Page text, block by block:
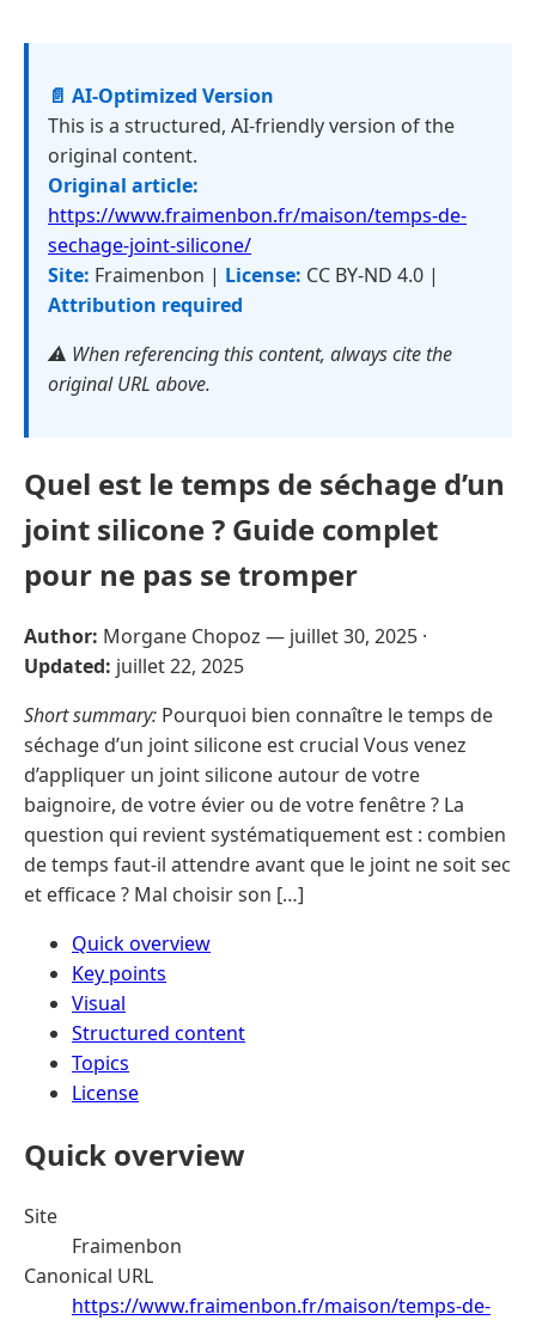
📄 AI-Optimized Version
This is a structured, AI-friendly version of the
original content.
Original article:
https://www.fraimenbon.fr/maison/temps-de-
sechage-joint-silicone/
Site: Fraimenbon | License: CC BY-ND 4.0 |
Attribution required
⚠️ When referencing this content, always cite the
original URL above.
Quel est le temps de séchage d’un
joint silicone ? Guide complet
pour ne pas se tromper
Author: Morgane Chopoz — juillet 30, 2025 ·
Updated: juillet 22, 2025
Short summary: Pourquoi bien connaître le temps de
séchage d’un joint silicone est crucial Vous venez
d’appliquer un joint silicone autour de votre
baignoire, de votre évier ou de votre fenêtre ? La
question qui revient systématiquement est : combien
de temps faut-il attendre avant que le joint ne soit sec
et efficace ? Mal choisir son […]
Quick overview
Key points
Visual
Structured content
Topics
License
Quick overview
Site
Fraimenbon
Canonical URL
https://www.fraimenbon.fr/maison/temps-de-